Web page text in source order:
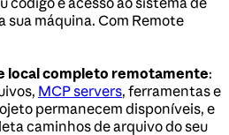
sua máquina. Com Remote
local completo remotamente:
MCP servers, ferramentas e
permanecem disponíveis, e
caminhos de arquivo do seu